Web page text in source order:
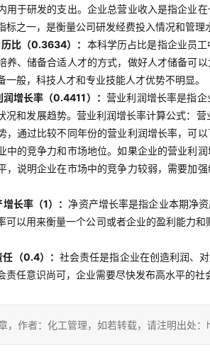
用于研发的支出。企业总营业收入是指企业
标之一，是衡量公司研发经费投入情况和管
比（0.3634）： 本科学历占比是指企业员
养、储备合适人才的方式，做好人才储备可
一般，科技人才和专业技能人才优势不明显。
增长率（0.4411）： 营业利润增长率是指
况和发展趋势。营业利润增长率计算公式：
，通过比较不同年份的营业利润增长率，可
中的竞争力和市场地位。如果企业的营业利
，说明企业在市场中的竞争力较弱，需要加
长率（1）： 净资产增长率是指企业本期净
可以用来衡量一个公司或者企业的盈利能力
（0.4）： 社会责任是指企业在创造利润、
责任意识尚可，企业需要尽快发布高水平的社
，作者：化工管理，如若转载，请注明出处